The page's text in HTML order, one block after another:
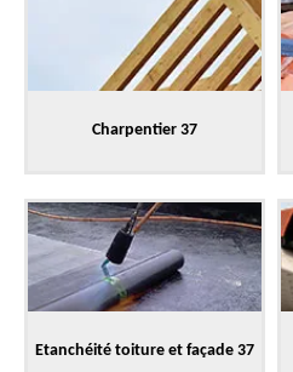
Charpentier 37
Etanchéité toiture et façade 37